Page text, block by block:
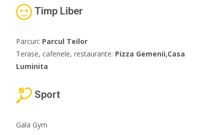
Timp Liber
Parcuri: Parcul Teilor
Terase, cafenele, restaurante: Pizza Gemenii,Casa
Luminita
Sport
Gala Gym